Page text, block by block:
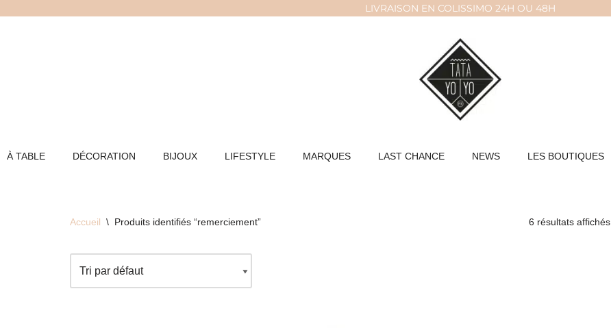
LIVRAISON EN COLISSIMO 24H OU 48H
À TABLE DÉCORATION BIJOUX LIFESTYLE MARQUES LAST CHANCE NEWS LES BOUTIQUES
Accueil \ Produits identifiés “remerciement” 6 résultats affichés